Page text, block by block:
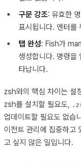
구문 강조: 유효한
표시됩니다. 엔터를
탭 완성: Fish가
생성합니다. 명령을
타납니다.
zsh와의 핵심 차이는 설
zsh를 설치할 필요도,
업데이트할 필요도 없습
이전트 관리에 집중하고
고 싶지 않은 일입니다.